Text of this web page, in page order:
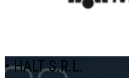
• HALT S.R.L.